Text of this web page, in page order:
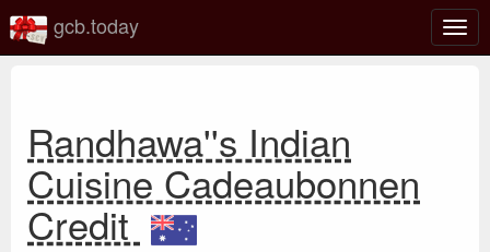
gcb.today
Randhawa''s Indian
Cuisine Cadeaubonnen
Credit